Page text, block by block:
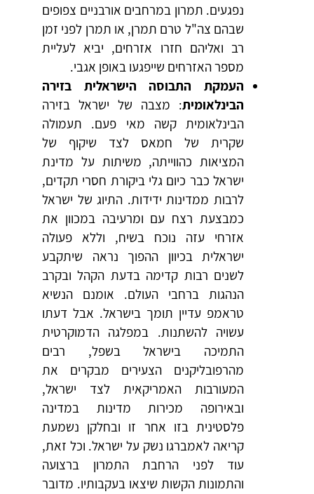
נפגעים. תמרון במרחבים אורבניים צפופים
שבהם צה"ל טרם תמרן, או תמרן לפני זמן
רב ואליהם חזרו אזרחים, יביא לעליית
מספר האזרחים שייפגעו באופן אגבי.
העמקת התבוסה הישראלית בזירה
הבינלאומית: מצבה של ישראל בזירה
הבינלאומית קשה מאי פעם. תעמולה
שקרית של חמאס לצד שיקוף של
המציאות כהווייתה, משיתות על מדינת
ישראל כבר כיום גלי ביקורת חסרי תקדים,
לרבות ממדינות ידידות. התיוג של ישראל
כמבצעת רצח עם ומרעיבה במכוון את
אזרחי עזה נוכח בשיח, וללא פעולה
ישראלית בכיוון ההפוך נראה שיתקבע
לשנים רבות קדימה בדעת הקהל ובקרב
הנהגות ברחבי העולם. אומנם הנשיא
טראמפ עדיין תומך בישראל. אבל דעתו
עשויה להשתנות. במפלגה הדמוקרטית
התמיכה בישראל בשפל, רבים
מהרפובליקנים הצעירים מבקרים את
המעורבות האמריקאית לצד ישראל,
ובאירופה מכירות מדינות במדינה
פלסטינית בזו אחר זו ובחלקן נשמעת
קריאה לאמברגו נשק על ישראל. וכל זאת,
עוד לפני הרחבת התמרון ברצועה
והתמונות הקשות שיצאו בעקבותיו. מדובר